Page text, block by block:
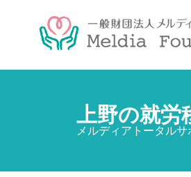
上野の就労
メルディアトータル